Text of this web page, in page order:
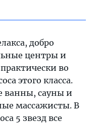
добро
центры и
во
этого класса.
ванны, сауны и
массажисты. В
5 звезд все